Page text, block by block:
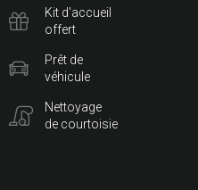
Kit d'accueil
offert
Prêt de
véhicule
Nettoyage
de courtoisie